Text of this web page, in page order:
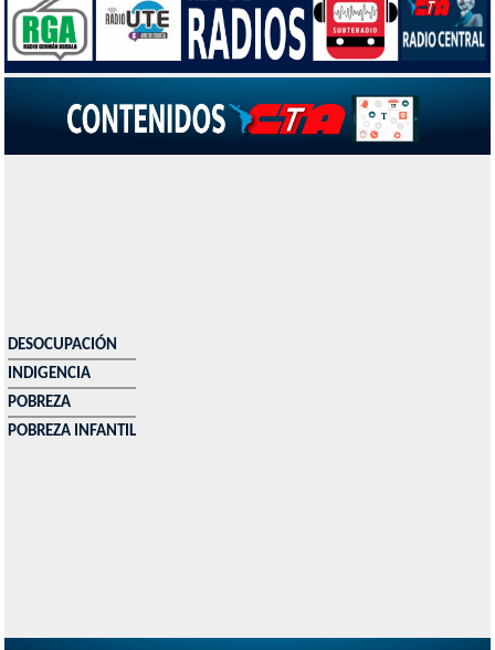
DESOCUPACIÓN
INDIGENCIA
POBREZA
POBREZA INFANTIL